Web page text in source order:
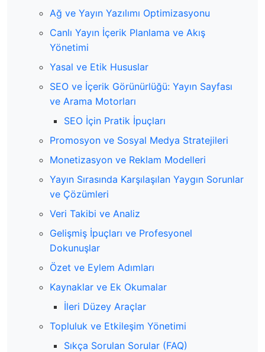
Ağ ve Yayın Yazılımı Optimizasyonu
Canlı Yayın İçerik Planlama ve Akış
Yönetimi
Yasal ve Etik Hususlar
SEO ve İçerik Görünürlüğü: Yayın Sayfası
ve Arama Motorları
SEO İçin Pratik İpuçları
Promosyon ve Sosyal Medya Stratejileri
Monetizasyon ve Reklam Modelleri
Yayın Sırasında Karşılaşılan Yaygın Sorunlar
ve Çözümleri
Veri Takibi ve Analiz
Gelişmiş İpuçları ve Profesyonel
Dokunuşlar
Özet ve Eylem Adımları
Kaynaklar ve Ek Okumalar
İleri Düzey Araçlar
Topluluk ve Etkileşim Yönetimi
Sıkça Sorulan Sorular (FAQ)